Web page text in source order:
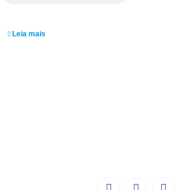
Leia mais